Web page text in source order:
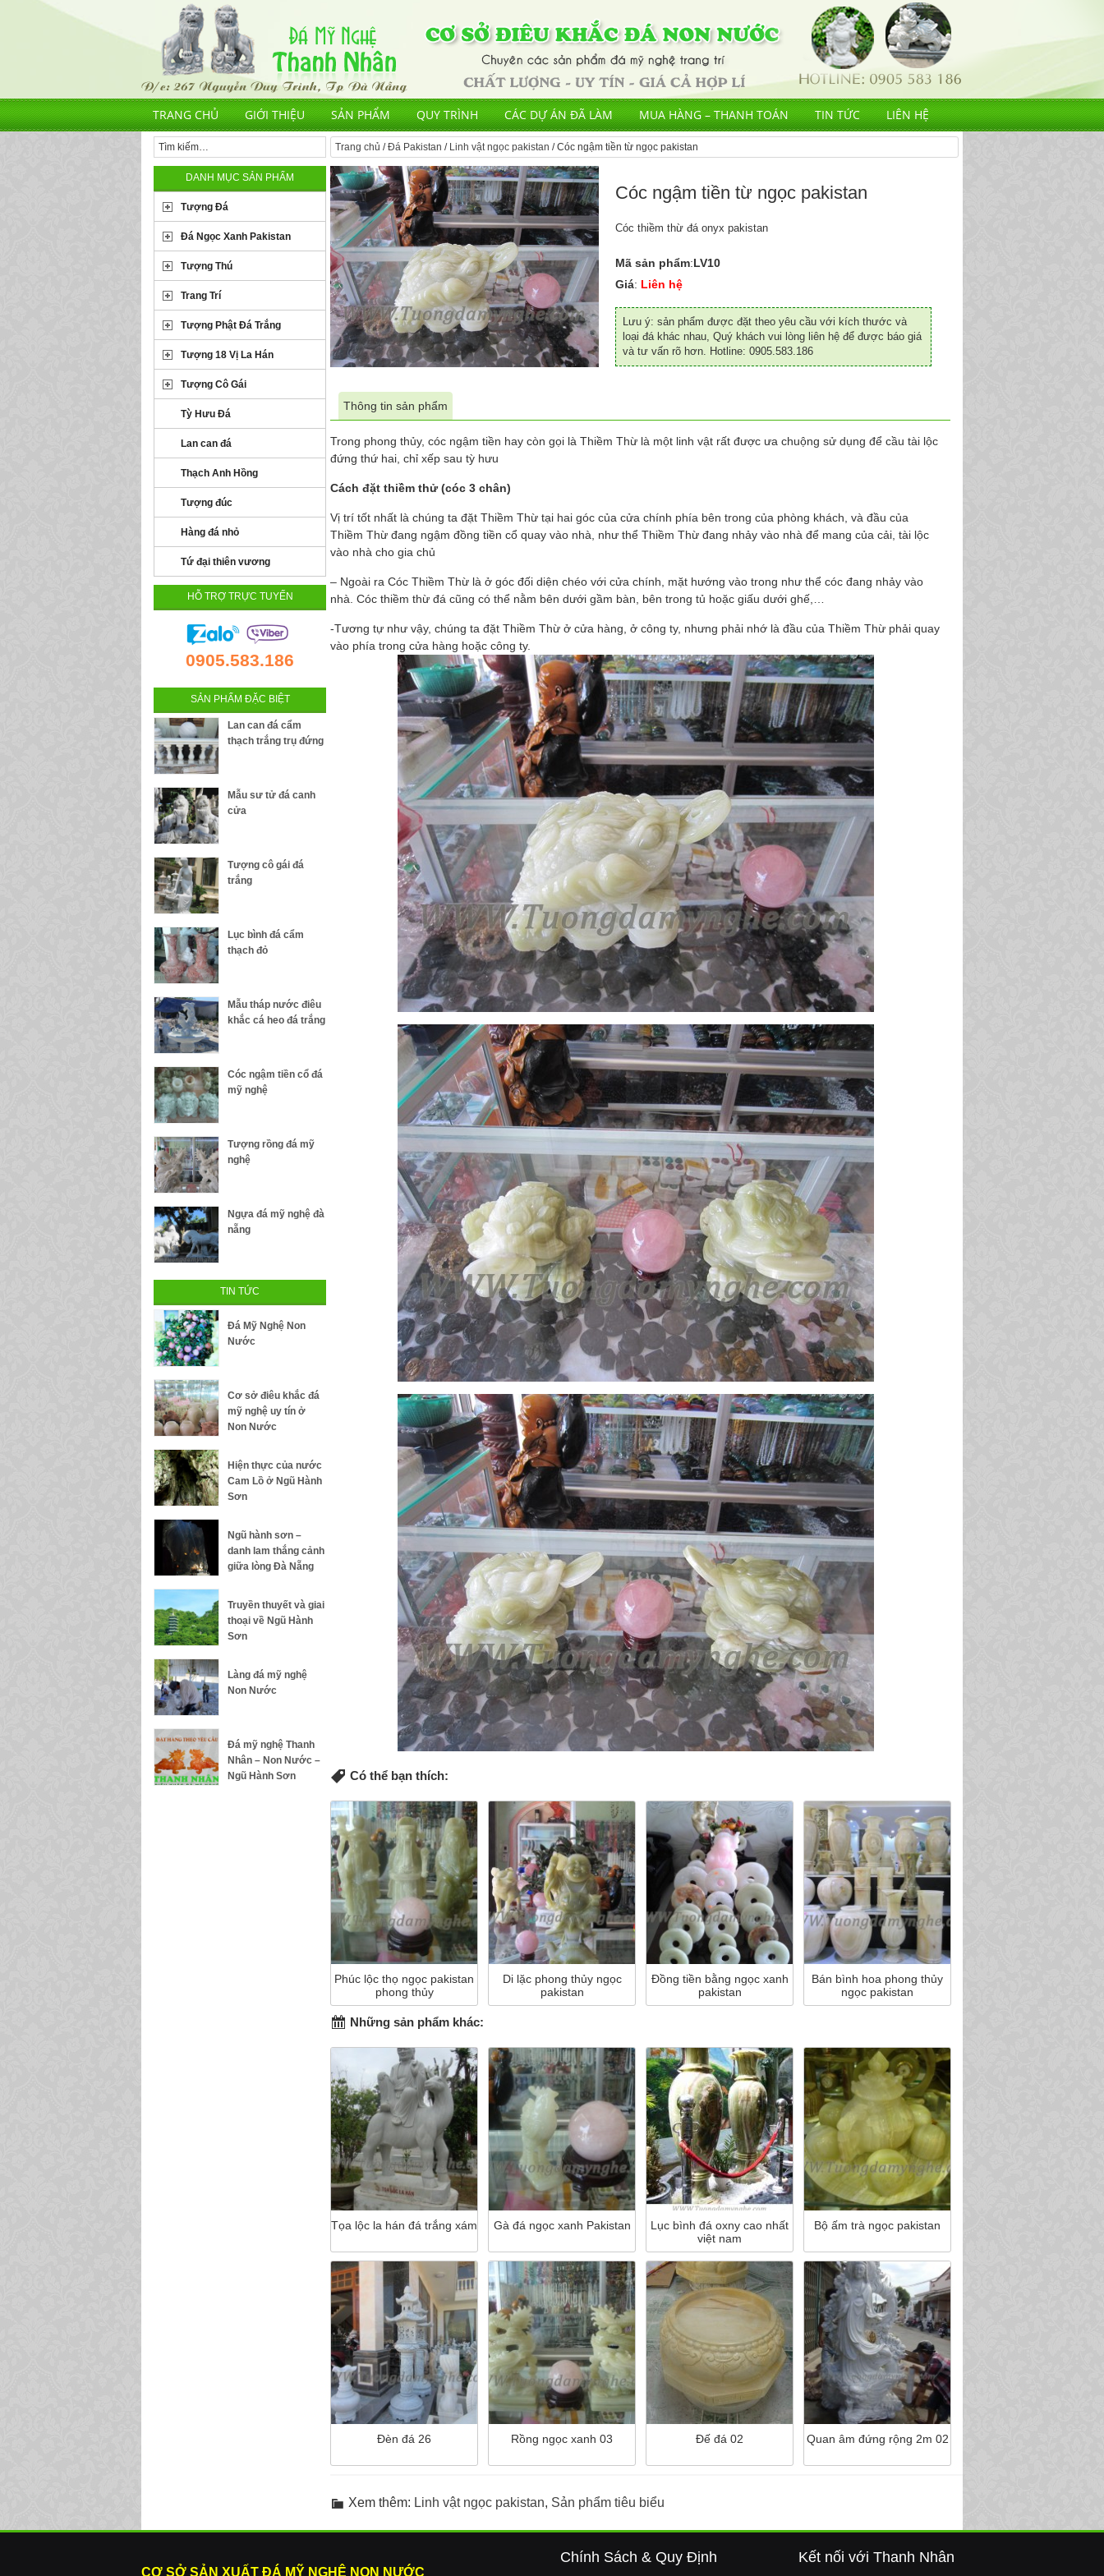
TRANG CHỦ GIỚI THIỆU SẢN PHẨM QUY TRÌNH CÁC DỰ ÁN ĐÃ LÀM MUA HÀNG – THANH TOÁN TIN TỨC LIÊN HỆ
Trang chủ /Đá Pakistan / Linh vật ngọc pakistan / Cóc ngậm tiền từ ngọc pakistan
Cóc ngậm tiền từ ngọc pakistan
Cóc thiềm thừ đá onyx pakistan
Mã sản phẩm:LV10
Giá: Liên hệ
Lưu ý: sản phẩm được đặt theo yêu cầu với kích thước và
loại đá khác nhau, Quý khách vui lòng liên hệ để được báo giá
và tư vấn rõ hơn. Hotline: 0905.583.186
Thông tin sản phẩm
Trong phong thủy, cóc ngậm tiền hay còn gọi là Thiềm Thừ là một linh vật rất được ưa chuộng sử dụng để cầu tài lộc
đứng thứ hai, chỉ xếp sau tỳ hưu
Cách đặt thiềm thử (cóc 3 chân)
Vị trí tốt nhất là chúng ta đặt Thiềm Thừ tại hai góc của cửa chính phía bên trong của phòng khách, và đầu của
Thiềm Thừ đang ngậm đồng tiền cổ quay vào nhà, như thể Thiềm Thừ đang nhảy vào nhà để mang của cải, tài lộc
vào nhà cho gia chủ
– Ngoài ra Cóc Thiềm Thừ là ở góc đối diện chéo với cửa chính, mặt hướng vào trong như thể cóc đang nhảy vào
nhà. Cóc thiềm thừ đá cũng có thể nằm bên dưới gầm bàn, bên trong tủ hoặc giấu dưới ghế,…
-Tương tự như vậy, chúng ta đặt Thiềm Thừ ở cửa hàng, ở công ty, nhưng phải nhớ là đầu của Thiềm Thừ phải quay
vào phía trong cửa hàng hoặc công ty.
Có thể bạn thích:
Phúc lộc thọ ngọc pakistan
phong thủy
Di lặc phong thủy ngọc
pakistan
Đồng tiền bằng ngọc xanh
pakistan
Bán bình hoa phong thủy
ngọc pakistan
Những sản phẩm khác:
Tọa lộc la hán đá trắng xám Gà đá ngọc xanh Pakistan
Lục bình đá oxny cao nhất
việt nam
Bộ ấm trà ngọc pakistan
Đèn đá 26 Rồng ngọc xanh 03 Đế đá 02 Quan âm đứng rộng 2m 02
Xem thêm: Linh vật ngọc pakistan, Sản phẩm tiêu biểu
DANH MỤC SẢN PHẨM
Tượng Đá
Đá Ngọc Xanh Pakistan
Tượng Thú
Trang Trí
Tượng Phật Đá Trắng
Tượng 18 Vị La Hán
Tượng Cô Gái
Tỳ Hưu Đá
Lan can đá
Thạch Anh Hồng
Tượng đúc
Hàng đá nhỏ
Tứ đại thiên vương
HỖ TRỢ TRỰC TUYẾN
0905.583.186
SẢN PHẨM ĐẶC BIỆT
Lan can đá cẩm
thạch trắng trụ đứng
Mẫu sư tử đá canh
cửa
Tượng cô gái đá
trắng
Lục bình đá cẩm
thạch đỏ
Mẫu tháp nước điêu
khắc cá heo đá trắng
Cóc ngậm tiền cổ đá
mỹ nghệ
Tượng rồng đá mỹ
nghệ
Ngựa đá mỹ nghệ đà
nẵng
TIN TỨC
Đá Mỹ Nghệ Non
Nước
Cơ sở điêu khắc đá
mỹ nghệ uy tín ở
Non Nước
Hiện thực của nước
Cam Lồ ở Ngũ Hành
Sơn
Ngũ hành sơn –
danh lam thắng cảnh
giữa lòng Đà Nẵng
Truyền thuyết và giai
thoại về Ngũ Hành
Sơn
Làng đá mỹ nghệ
Non Nước
Đá mỹ nghệ Thanh
Nhân – Non Nước –
Ngũ Hành Sơn
CƠ SỞ SẢN XUẤT ĐÁ MỸ NGHỆ NON NƯỚC
Chính Sách & Quy Định Kết nối với Thanh Nhân